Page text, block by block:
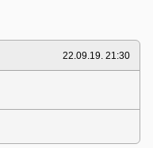
22.09.19. 21:30